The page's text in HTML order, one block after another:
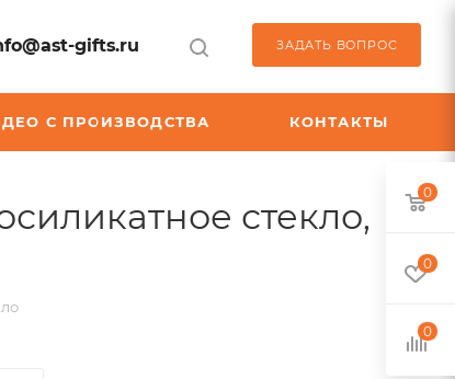
gifts.ru ЗАДАТЬ ВОПРОС
С ПРОИЗВОДСТВА КОНТАКТЫ
стекло,
0
0
0